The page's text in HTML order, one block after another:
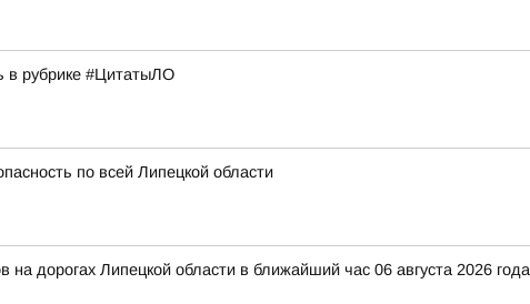
в рубрике #ЦитатыЛО
по всей Липецкой области
дорогах Липецкой области в ближайший час 06 августа 2026 года